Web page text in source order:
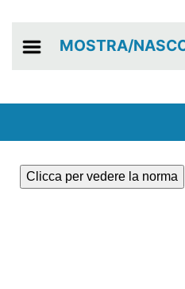
MOSTRA/
Clicca per vedere la norma